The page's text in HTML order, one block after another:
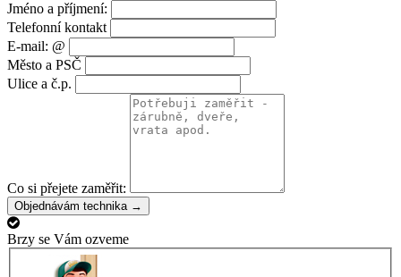
Jméno a příjmení:
Telefonní kontakt
E-mail: @
Město a PSČ
Ulice a č.p.
Co si přejete zaměřit:
Objednávám technika →
Brzy se Vám ozveme